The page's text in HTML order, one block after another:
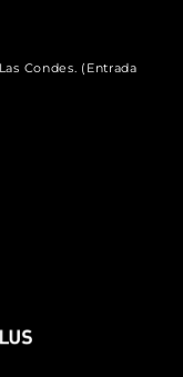
Condes. (Entrada